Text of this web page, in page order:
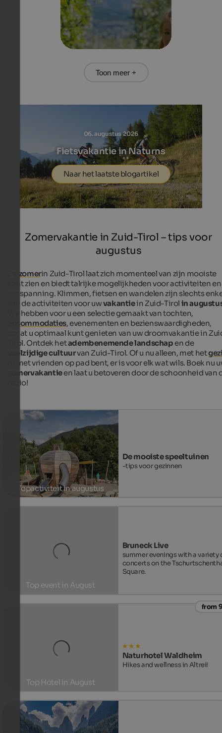
Toon meer +
06. augustus 2026
Fietsvakantie in Naturns
Naar het laatste blogartikel
Zomervakantie in Zuid-Tirol – tips voor
augustus
zomerin Zuid-Tirol laat zich momenteel van zijn mooiste
kant zien en biedt talrijke mogelijkheden voor activiteiten en
ontspanning. Klimmen, fietsen en wandelen zijn slechts
van de activiteiten voor uwvakantiein Zuid-Tirol in
We hebben voor u een selectie gemaakt van tochten,
accommodaties, evenementen en bezienswaardigheden,
zodat u optimaal kunt genieten van uw droomvakantie in
Tirol. Ontdek hetadembenemende landschap en de
veelzijdige cultuurvan Zuid-Tirol. Of u nu alleen, met het
of met vrienden op pad bent, er is voor elk wat wils. Boek nu
zomervakantieen laat u betoveren door de schoonheid van
regio!
Topactiviteit in augustus
De mooiste speeltuinen
-tips voor gezinnen
Top event in August
Bruneck Live
summer evenings with a variety
concerts on the
Square.
Top Hotel in August
from
Naturhotel Waldheim
Hikes and wellness in Altrei!